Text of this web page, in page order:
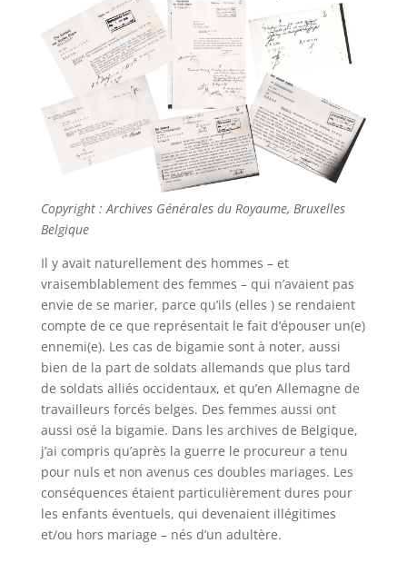
Copyright : Archives Générales du Royaume, Bruxelles
Belgique
Il y avait naturellement des hommes – et
vraisemblablement des femmes – qui n’avaient pas
envie de se marier, parce qu’ils (elles ) se rendaient
compte de ce que représentait le fait d’épouser un(e)
ennemi(e). Les cas de bigamie sont à noter, aussi
bien de la part de soldats allemands que plus tard
de soldats alliés occidentaux, et qu’en Allemagne de
travailleurs forcés belges. Des femmes aussi ont
aussi osé la bigamie. Dans les archives de Belgique,
j’ai compris qu’après la guerre le procureur a tenu
pour nuls et non avenus ces doubles mariages. Les
conséquences étaient particulièrement dures pour
les enfants éventuels, qui devenaient illégitimes
et/ou hors mariage – nés d’un adultère.